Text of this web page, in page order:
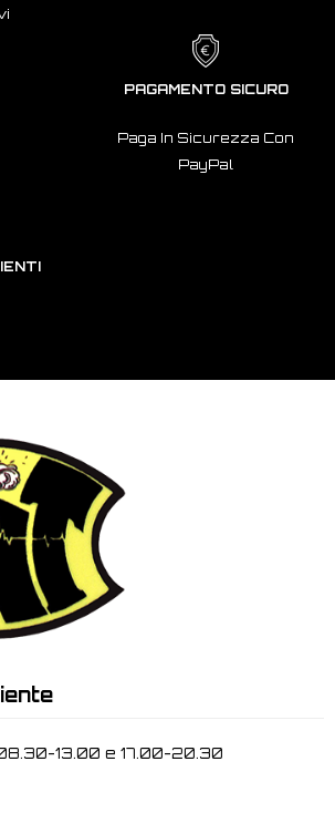
PAGAMENTO SICURO
Paga In Sicurezza Con
PayPal
13.00 e 17.00-20.30